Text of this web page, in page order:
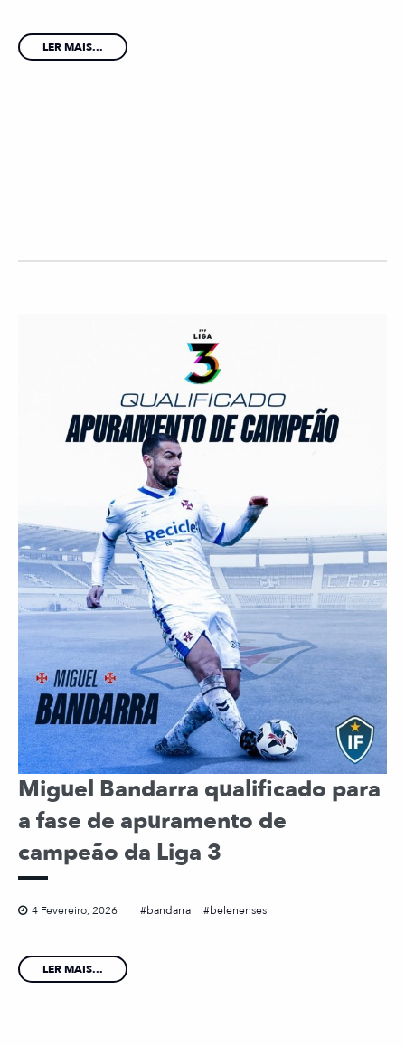
LER MAIS...
Miguel Bandarra qualificado para
a fase de apuramento de
campeão da Liga 3
4 Fevereiro, 2026 bandarra belenenses
LER MAIS...